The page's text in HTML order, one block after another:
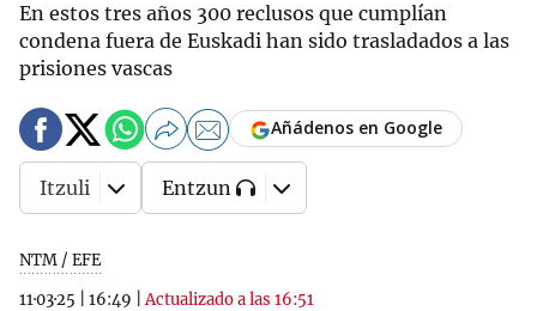
En estos tres años 300 reclusos que cumplían
condena fuera de Euskadi han sido trasladados a las
prisiones vascas
NTM / EFE
11·03·25
16:49 |Actualizado a las 16:51
Añádenos en Google
Itzuli Entzun